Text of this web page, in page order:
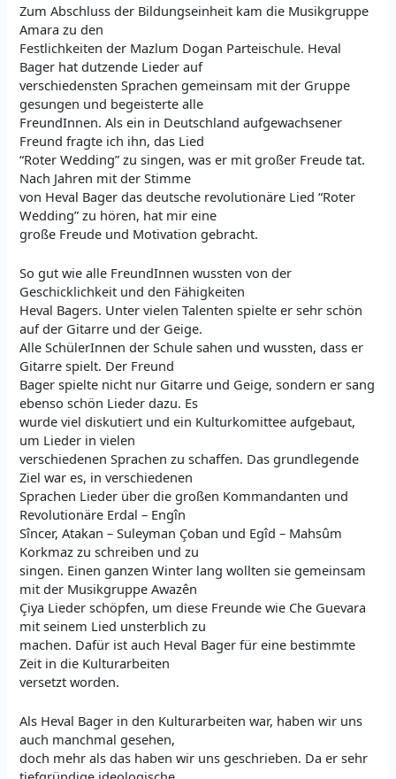
Zum Abschluss der Bildungseinheit kam die Musikgruppe
Amara zu den
Festlichkeiten der Mazlum Dogan Parteischule. Heval
Bager hat dutzende Lieder auf
verschiedensten Sprachen gemeinsam mit der Gruppe
gesungen und begeisterte alle
FreundInnen. Als ein in Deutschland aufgewachsener
Freund fragte ich ihn, das Lied
“Roter Wedding” zu singen, was er mit großer Freude tat.
Nach Jahren mit der Stimme
von Heval Bager das deutsche revolutionäre Lied “Roter
Wedding” zu hören, hat mir eine
große Freude und Motivation gebracht.
So gut wie alle FreundInnen wussten von der
Geschicklichkeit und den Fähigkeiten
Heval Bagers. Unter vielen Talenten spielte er sehr schön
auf der Gitarre und der Geige.
Alle SchülerInnen der Schule sahen und wussten, dass er
Gitarre spielt. Der Freund
Bager spielte nicht nur Gitarre und Geige, sondern er sang
ebenso schön Lieder dazu. Es
wurde viel diskutiert und ein Kulturkomittee aufgebaut,
um Lieder in vielen
verschiedenen Sprachen zu schaffen. Das grundlegende
Ziel war es, in verschiedenen
Sprachen Lieder über die großen Kommandanten und
Revolutionäre Erdal – Engîn
Sîncer, Atakan – Suleyman Çoban und Egîd – Mahsûm
Korkmaz zu schreiben und zu
singen. Einen ganzen Winter lang wollten sie gemeinsam
mit der Musikgruppe Awazên
Çiya Lieder schöpfen, um diese Freunde wie Che Guevara
mit seinem Lied unsterblich zu
machen. Dafür ist auch Heval Bager für eine bestimmte
Zeit in die Kulturarbeiten
versetzt worden.
Als Heval Bager in den Kulturarbeiten war, haben wir uns
auch manchmal gesehen,
doch mehr als das haben wir uns geschrieben. Da er sehr